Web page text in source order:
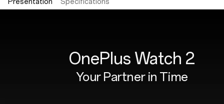
Présentation Spécifications
OnePlus Watch 2
Your Partner in Time